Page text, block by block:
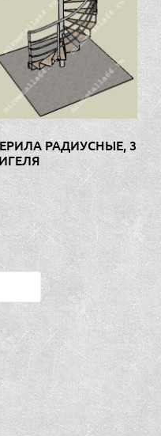
РАДИУСНЫЕ, 3